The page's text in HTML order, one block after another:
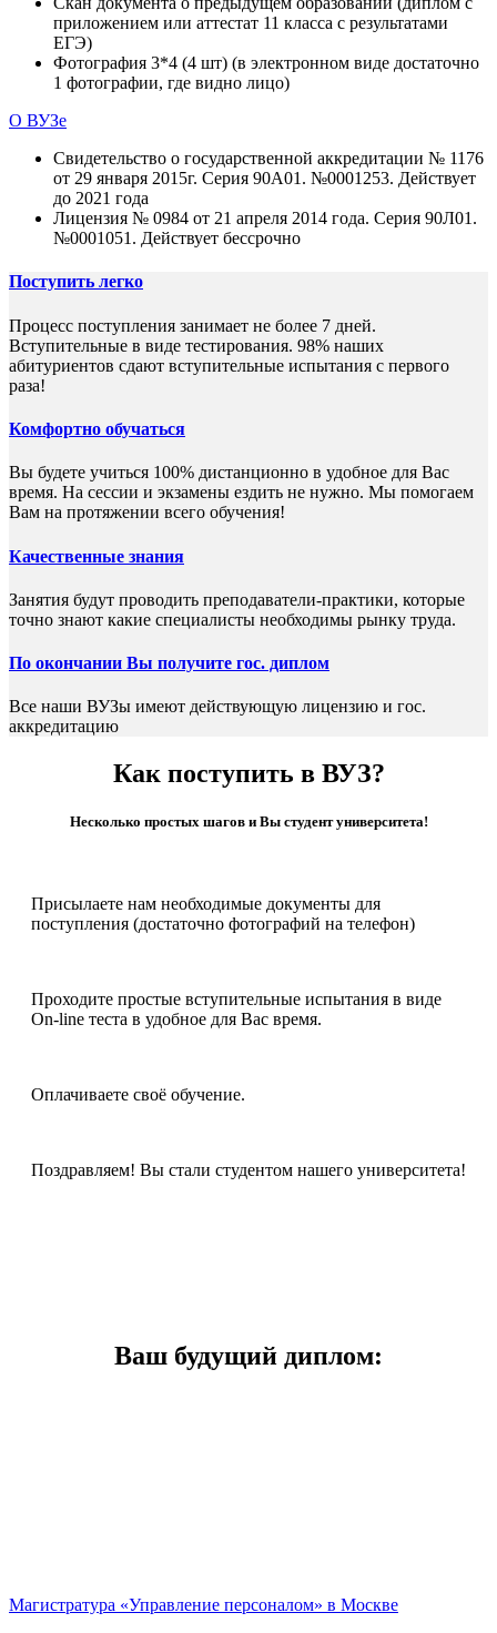
приложением или аттестат 11 класса с результатами
ЕГЭ)
Фотография 3*4 (4 шт) (в электронном виде достаточно
1 фотографии, где видно лицо)
О ВУЗе
Свидетельство о государственной аккредитации № 1176
от 29 января 2015г. Серия 90А01. №0001253. Действует
до 2021 года
Лицензия № 0984 от 21 апреля 2014 года. Серия 90Л01.
№0001051. Действует бессрочно
Поступить легко
Процесс поступления занимает не более 7 дней.
Вступительные в виде тестирования. 98% наших
абитуриентов сдают вступительные испытания с первого
раза!
Комфортно обучаться
Вы будете учиться 100% дистанционно в удобное для Вас
время. На сессии и экзамены ездить не нужно. Мы помогаем
Вам на протяжении всего обучения!
Качественные знания
Занятия будут проводить преподаватели-практики, которые
точно знают какие специалисты необходимы рынку труда.
По окончании Вы получите гос. диплом
Все наши ВУЗы имеют действующую лицензию и гос.
аккредитацию
Как поступить в ВУЗ?
Несколько простых шагов и Вы студент университета!
Присылаете нам необходимые документы для
поступления (достаточно фотографий на телефон)
Проходите простые вступительные испытания в виде
On-line теста в удобное для Вас время.
Оплачиваете своё обучение.
Поздравляем! Вы стали студентом нашего университета!
Ваш будущий диплом:
Магистратура «Управление персоналом» в Москве